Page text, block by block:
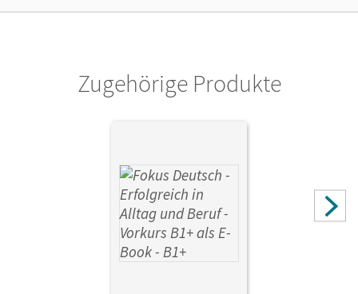
Cornelsen Verlag
Zugehörige Produkte